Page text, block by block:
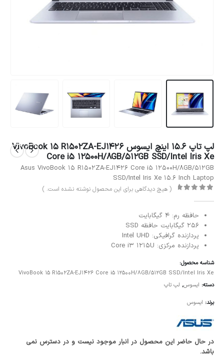
لپ تاپ 15.6 اینچ ایسوس VivoBook 15 R1502ZA-EJ1426
Core i5 12500H/8GB/512GB SSD/Intel Iris Xe
Asus VivoBook 15 R1502ZA-EJ1426 Core i5 12500H/8GB/512GB
SSD/Intel Iris Xe 15.6 Inch Laptop
( هیچ دیدگاهی برای این محصول نوشته نشده است. )
حافظه رم: 4 گیگابایت
256 گیگابایت حافظه SSD
پردازنده گرافیکی: Intel UHD
پردازنده مرکزی: Core i3 1215U
شناسه محصول:
VivoBook 15 R1502ZA-EJ1426 Core i5 12500H/8GB/512GB SSD/Intel Iris Xe
دسته: ایسوس, لپ تاپ
برند: ایسوس
در حال حاضر این محصول در انبار موجود نیست و در دسترس نمی
باشد.